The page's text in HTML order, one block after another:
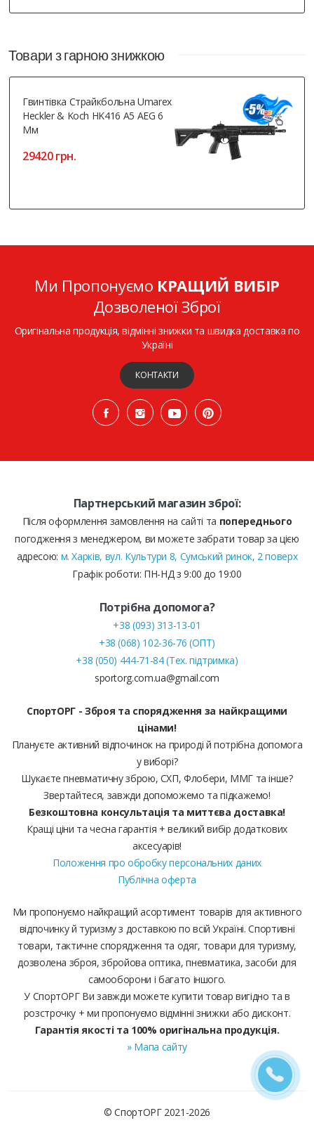
Товари з гарною знижкою
Гвинтівка Страйкбольна Umarex
Heckler & Koch HK416 A5 AEG 6
Мм
29420 грн.
Ми Пропонуємо КРАЩИЙ ВИБІР
Дозволеної Зброї
Оригінальна продукція, відмінні знижки та швидка доставка по
Україні
КОНТАКТИ
Партнерський магазин зброї:
Після оформлення замовлення на сайті та попереднього
погодження з менеджером, ви можете забрати товар за цією
адресою: м. Харків, вул. Культури 8, Сумський ринок, 2 поверх
Графік роботи: ПН-НД з 9:00 до 19:00
Потрібна допомога?
+38 (093) 313-13-01
+38 (068) 102-36-76 (ОПТ)
+38 (050) 444-71-84 (Тех. підтримка)
sportorg.com.ua@gmail.com
СпортОРГ - Зброя та спорядження за найкращими
цінами!
Плануєте активний відпочинок на природі й потрібна допомога
у виборі?
Шукаєте пневматичну зброю, СХП, Флобери, ММГ та інше?
Звертайтеся, завжди допоможемо та підкажемо!
Безкоштовна консультація та миттєва доставка!
Кращі ціни та чесна гарантія + великий вибір додаткових
аксесуарів!
Положення про обробку персональних даних
Публічна оферта
Ми пропонуємо найкращий асортимент товарів для активного
відпочинку й туризму з доставкою по всій Україні. Спортивні
товари, тактичне спорядження та одяг, товари для туризму,
дозволена зброя, збройова оптика, пневматика, засоби для
самооборони і багато іншого.
У СпортОРГ Ви завжди можете купити товар вигідно та в
розстрочку + ми пропонуємо відмінні знижки або дисконт.
Гарантія якості та 100% оригінальна продукція.
» Мапа сайту
© СпортОРГ 2021-2026